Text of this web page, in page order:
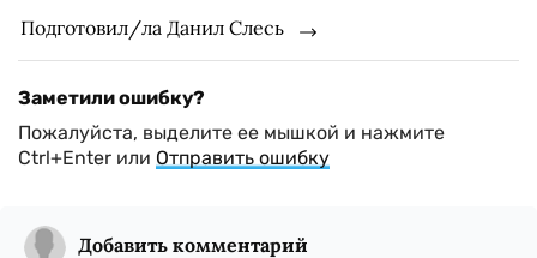
Подготовил/ла Данил Слесь
Заметили ошибку?
Пожалуйста, выделите ее мышкой и нажмите
Ctrl+Enter или Отправить ошибку
Добавить комментарий